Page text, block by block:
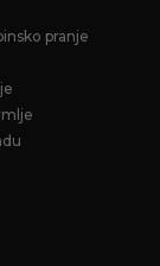
pranje